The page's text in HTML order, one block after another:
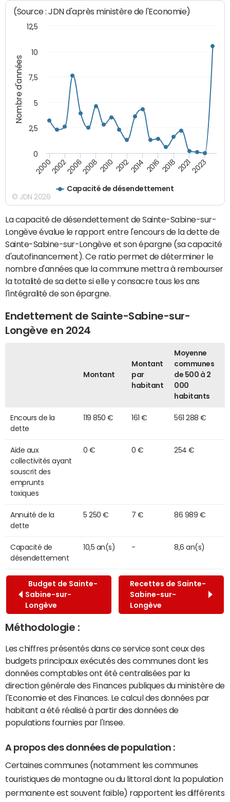
Nombre d'années
(Source : JDN d'après ministère de l'Economie)
Capacité de désendettement
20002002200620082010 20122014 20162018 20212023
0
2,5
5
7,5
10
12,5
© JDN 2026
La capacité de désendettement de Sainte-Sabine-sur-
Longève évalue le rapport entre l'encours de la dette de
Sainte-Sabine-sur-Longève et son épargne (sa capacité
d'autofinancement). Ce ratio permet de déterminer le
nombre d'années que la commune mettra à rembourser
la totalité de sa dette si elle y consacre tous les ans
l'intégralité de son épargne.
Endettement de Sainte-Sabine-sur-
Longève en 2024
Montant
Montant
par
habitant
Moyenne
communes
de 500 à 2
000
habitants
Encours de la
dette
119 850 € 161 € 561 288 €
Aide aux
collectivités ayant
souscrit des
emprunts
toxiques
0 € 0 € 254 €
Annuité de la
dette
5 250 € 7 € 86 989 €
Capacité de
désendettement
10,5 an(s) - 8,6 an(s)
Budget de Sainte-
Sabine-sur-
Longève
Recettes de Sainte-
Sabine-sur-
Longève
Méthodologie :
Les chiffres présentés dans ce service sont ceux des
budgets principaux exécutés des communes dont les
données comptables ont été centralisées par la
direction générale des Finances publiques du ministère de
l'Economie et des Finances. Le calcul des données par
habitant a été réalisé à partir des données de
populations fournies par l'Insee.
A propos des données de population :
Certaines communes (notamment les communes
touristiques de montagne ou du littoral dont la population
permanente est souvent faible) rapportent les différents